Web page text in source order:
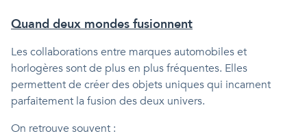
Quand deux mondes fusionnent
Les collaborations entre marques automobiles et
horlogères sont de plus en plus fréquentes. Elles
permettent de créer des objets uniques qui incarnent
parfaitement la fusion des deux univers.
On retrouve souvent :